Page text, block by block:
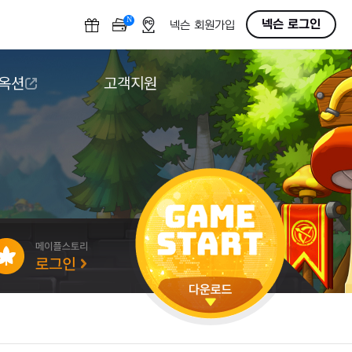
N OFF넥슨 회원가입 넥슨 로그인
션 고객지원
도움말/1:1문의
버그악용/불법프로그램 신고
게임 접근성